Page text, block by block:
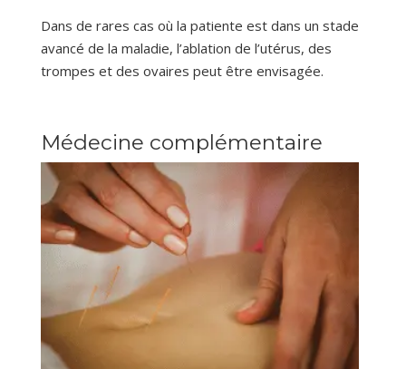
Dans de rares cas où la patiente est dans un stade
avancé de la maladie, l’ablation de l’utérus, des
trompes et des ovaires peut être envisagée.
Médecine complémentaire